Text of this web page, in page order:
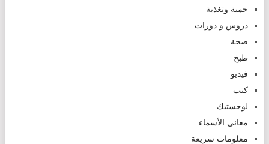
حمية وتغذية
دروس و دورات
صحة
طبخ
فيديو
كتب
لوجستيك
معاني الأسماء
معلومات سريعة